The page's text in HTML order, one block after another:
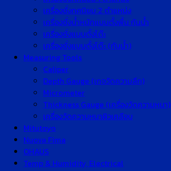
เครื่องชั่งทศนิยม 2 ตำแหน่ง
เครื่องชั่งน้ำหนักแบบตั้งพื้น กันน้ำ
เครื่องชั่งแบบตั้งโต๊ะ
เครื่องชั่งแบบตั้งโต๊ะ (กันน้ำ)
Measuring Tools
Caliper
Depth Gauge (เกจวัดความลึก)
Micrometer
Thickness Gauge (เครื่องวัดความหนา)
เครื่องวัดความหนาผิวเคลือบ
Mitutoyo
Nuova Fima
OHAUS
Temp & Humidity, Electrical